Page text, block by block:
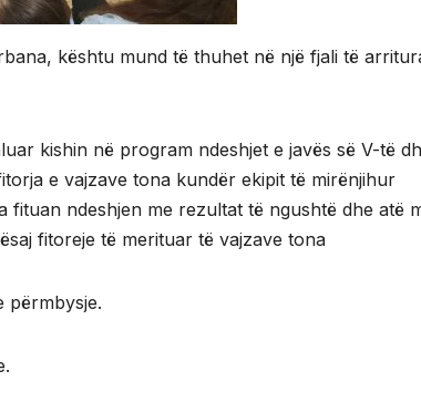
kështu mund të thuhet në një fjali të
kishin në program ndeshjet e javës së V-të
e vajzave tona kundër ekipit të mirënjihur
fituan ndeshjen me rezultat të ngushtë dhe atë
fitoreje të merituar të vajzave tona
përmbysje.